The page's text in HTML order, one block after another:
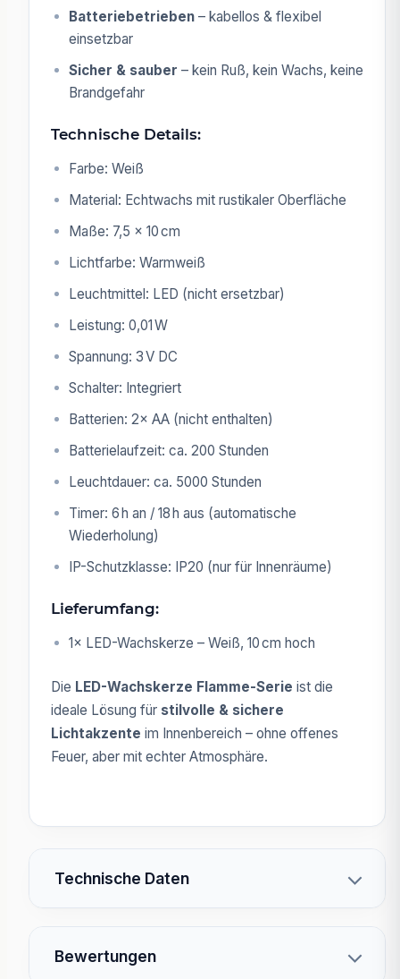
Batteriebetrieben – kabellos & flexibel
einsetzbar
Sicher & sauber – kein Ruß, kein Wachs, keine
Brandgefahr
Technische Details:
Farbe: Weiß
Material: Echtwachs mit rustikaler Oberfläche
Maße: 7,5 × 10 cm
Lichtfarbe: Warmweiß
Leuchtmittel: LED (nicht ersetzbar)
Leistung: 0,01 W
Spannung: 3 V DC
Schalter: Integriert
Batterien: 2× AA (nicht enthalten)
Batterielaufzeit: ca. 200 Stunden
Leuchtdauer: ca. 5000 Stunden
Timer: 6 h an / 18 h aus (automatische
Wiederholung)
IP-Schutzklasse: IP20 (nur für Innenräume)
Lieferumfang:
1× LED-Wachskerze – Weiß, 10 cm hoch
Die LED-Wachskerze Flamme-Serie ist die
ideale Lösung für stilvolle & sichere
Lichtakzente im Innenbereich – ohne offenes
Feuer, aber mit echter Atmosphäre.
Technische Daten
Bewertungen